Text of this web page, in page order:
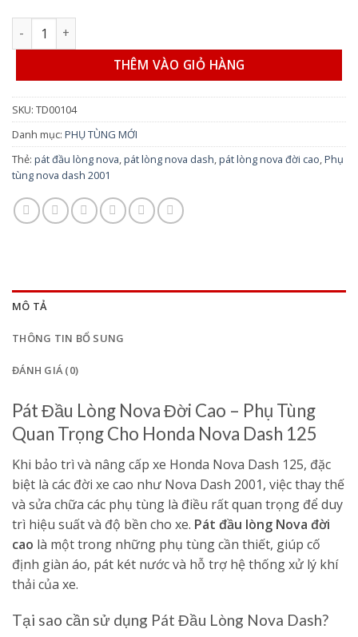
Pát Đầu Lòng Nova Đời Cao số lượng
THÊM VÀO GIỎ HÀNG
SKU: TD00104
Danh mục: PHỤ TÙNG MỚI
Thẻ: pát đầu lòng nova,pát lòng nova dash,pát lòng nova đời cao,Phụ
tùng nova dash 2001
MÔ TẢ
THÔNG TIN BỔ SUNG
ĐÁNH GIÁ (0)
Pát Đầu Lòng Nova Đời Cao – Phụ Tùng
Quan Trọng Cho Honda Nova Dash 125
Khi bảo trì và nâng cấp xe Honda Nova Dash 125, đặc
biệt là các đời xe cao như Nova Dash 2001, việc thay thế
và sửa chữa các phụ tùng là điều rất quan trọng để duy
trì hiệu suất và độ bền cho xe. Pát đầu lòng Nova đời
cao là một trong những phụ tùng cần thiết, giúp cố
định giàn áo, pát két nước và hỗ trợ hệ thống xử lý khí
thải của xe.
Tại sao cần sử dụng Pát Đầu Lòng Nova Dash?